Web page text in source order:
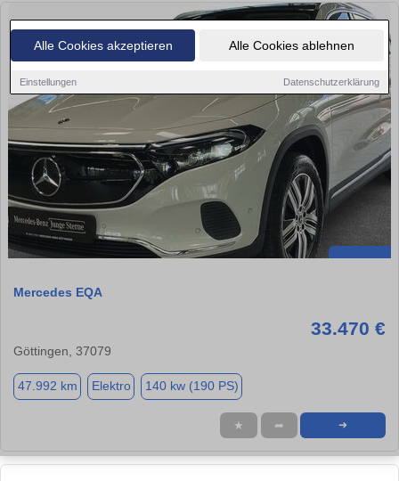
Alle Cookies akzeptieren Alle Cookies ablehnen
Einstellungen Datenschutzerklärung
Mercedes EQA
33.470 €
Göttingen, 37079
47.992 km Elektro 140 kw (190 PS)
★ ➦ ➜